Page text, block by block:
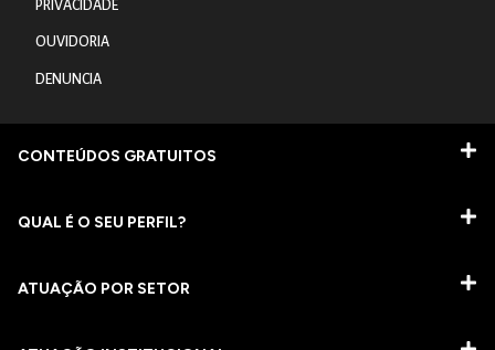
PRIVACIDADE
OUVIDORIA
DENUNCIA
CONTEÚDOS GRATUITOS
QUAL É O SEU PERFIL?
ATUAÇÃO POR SETOR